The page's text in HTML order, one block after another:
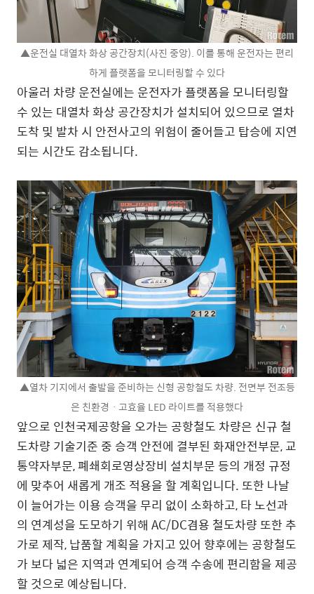
▲운전실 대열차 화상 공간장치(사진 중앙). 이를 통해 운전자는 편리
하게 플랫폼을 모니터링할 수 있다
아울러 차량 운전실에는 운전자가 플랫폼을 모니터링할
수 있는 대열차 화상 공간장치가 설치되어 있으므로 열차
도착 및 발차 시 안전사고의 위험이 줄어들고 탑승에 지연
되는 시간도 감소됩니다.
▲열차 기지에서 출발을 준비하는 신형 공항철도 차량. 전면부 전조등
은 친환경ㆍ고효율 LED 라이트를 적용했다
앞으로 인천국제공항을 오가는 공항철도 차량은 신규 철
도차량 기술기준 중 승객 안전에 결부된 화재안전부문, 교
통약자부문, 폐쇄회로영상장비 설치부문 등의 개정 규정
에 맞추어 새롭게 개조 적용을 할 계획입니다. 또한 나날
이 늘어가는 이용 승객을 무리 없이 소화하고, 타 노선과
의 연계성을 도모하기 위해 AC/DC겸용 철도차량 또한 추
가로 제작, 납품할 계획을 가지고 있어 향후에는 공항철도
가 보다 넓은 지역과 연계되어 승객 수송에 편리함을 제공
할 것으로 예상됩니다.